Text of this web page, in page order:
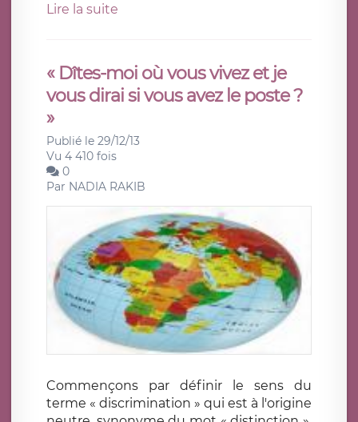
Lire la suite
« Dîtes-moi où vous vivez et je
vous dirai si vous avez le poste ?
»
Publié le 29/12/13
Vu 4 410 fois
0
Par NADIA RAKIB
Commençons par définir le sens du
terme « discrimination » qui est à l'origine